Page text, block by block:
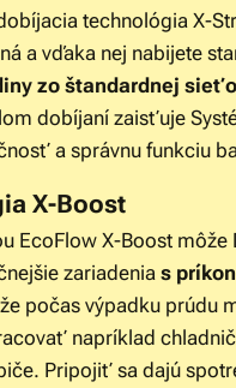
technológia X-
a vďaka nej nabijete
zo štandardnej
dobíjaní zaisťuje
a správnu funkciu
X-Boost
EcoFlow X-Boost môže
zariadenia s
počas výpadku prúdu
napríklad
Pripojiť sa dajú